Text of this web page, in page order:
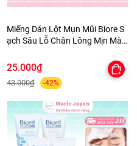
Miếng Dán Lột Mụn Mũi Biore S
ạch Sâu Lỗ Chân Lông Mịn Màn
25.000₫
43.000₫ -42%